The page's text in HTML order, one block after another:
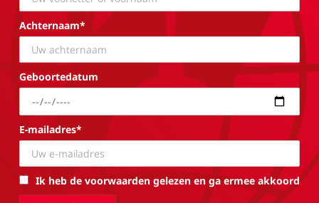
Achternaam*
Geboortedatum
E-mailadres*
Ik heb de voorwaarden gelezen en ga ermee akkoord